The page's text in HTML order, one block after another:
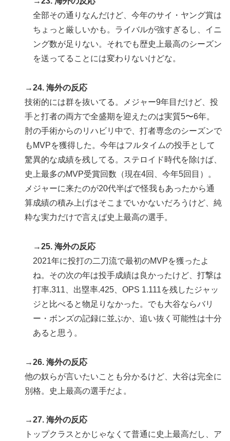
全部その通りなんだけど、今年のサイ・ヤング賞は
ちょっと厳しいかも。ライバルが強すぎるし、イニ
ング数が足りない。それでも歴史上最高のシーズン
を送ってることには変わりないけどな。
→24. 海外の反応
技術的には群を抜いてる。メジャー9年目だけど、投
手と打者の両方で全盛期を迎えたのは実質5〜6年。
肘の手術からのリハビリ中で、打者専念のシーズンで
もMVPを獲得した。今年はフルタイムの投手として
驚異的な成績を残してる。ステロイド時代を除けば、
史上最多のMVP受賞回数（現在4回、今年5回目）。
メジャーに来たのが20代半ばで怪我もあったから通
算成績の積み上げはそこまでいかないだろうけど、純
粋な実力だけで言えば史上最高の選手。
→25. 海外の反応
2021年に投打の二刀流で最初のMVPを獲ったよ
ね。その次の年は投手成績は良かったけど、打撃は
打率.311、出塁率.425、OPS 1.111を残したジャッ
ジと比べると物足りなかった。でも大谷ならバリ
ー・ボンズの記録に並ぶか、追い抜く可能性は十分
あると思う。
→26. 海外の反応
他の奴らが言いたいことも分かるけど、大谷は完全に
別格。史上最高の選手だよ。
→27. 海外の反応
トップクラスとかじゃなくて普通に史上最高だし、ア